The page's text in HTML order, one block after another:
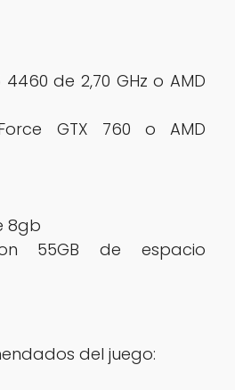
de 2,70 GHz o AMD
GTX 760 o AMD
8gb
55GB de espacio
del juego: